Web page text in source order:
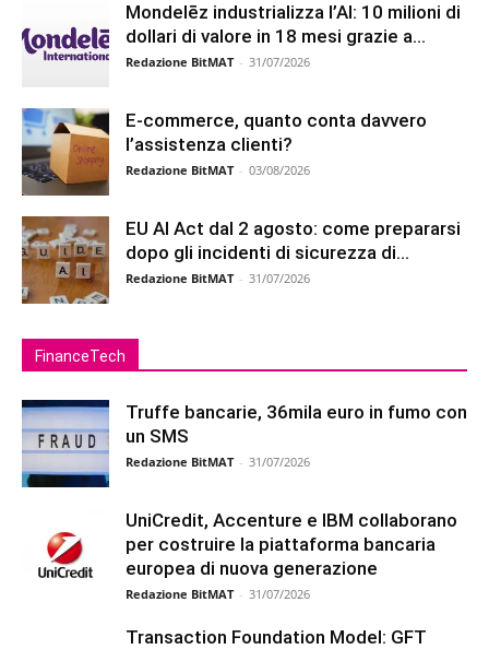
Mondelēz industrializza l’AI: 10 milioni di
dollari di valore in 18 mesi grazie a...
Redazione BitMAT - 31/07/2026
E-commerce, quanto conta davvero
l’assistenza clienti?
Redazione BitMAT - 03/08/2026
EU AI Act dal 2 agosto: come prepararsi
dopo gli incidenti di sicurezza di...
Redazione BitMAT - 31/07/2026
FinanceTech
Truffe bancarie, 36mila euro in fumo con
un SMS
Redazione BitMAT - 31/07/2026
UniCredit, Accenture e IBM collaborano
per costruire la piattaforma bancaria
europea di nuova generazione
Redazione BitMAT - 31/07/2026
Transaction Foundation Model: GFT